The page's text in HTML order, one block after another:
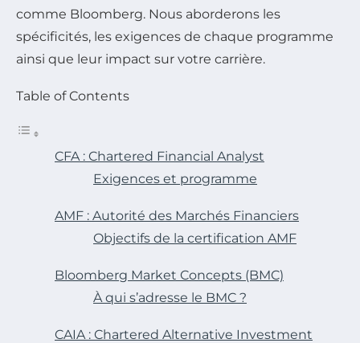
comme Bloomberg. Nous aborderons les
spécificités, les exigences de chaque programme
ainsi que leur impact sur votre carrière.
Table of Contents
CFA : Chartered Financial Analyst
Exigences et programme
AMF : Autorité des Marchés Financiers
Objectifs de la certification AMF
Bloomberg Market Concepts (BMC)
À qui s’adresse le BMC ?
CAIA : Chartered Alternative Investment